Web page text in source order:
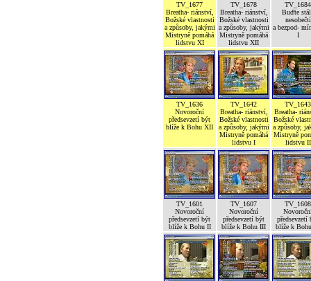
TV_1677
Breatha- riánství,
Božské vlastnosti
a způsoby, jakými
Mistryně pomáhá
lidstvu XI
TV_1678
Breatha- riánství,
Božské vlastnosti
a způsoby, jakými
Mistryně pomáhá
lidstvu XII
TV_1684
Buďte
nesobečtí
a bezpod-
I
TV_1636
Novoroční
předsevzetí být
blíže k Bohu XII
TV_1642
Breatha- riánství,
Božské vlastnosti
a způsoby, jakými
Mistryně pomáhá
lidstvu I
TV_1643
Breatha-
Božské
a způsoby,
Mistryně
lidstvu II
TV_1601
Novoroční
předsevzetí být
blíže k Bohu II
TV_1607
Novoroční
předsevzetí být
blíže k Bohu III
TV_1608
předsevzetí
blíže k